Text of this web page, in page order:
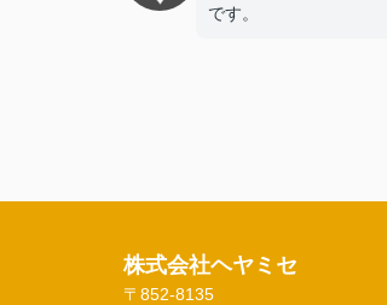
です。
株式会社ヘヤミセ
〒852-8135